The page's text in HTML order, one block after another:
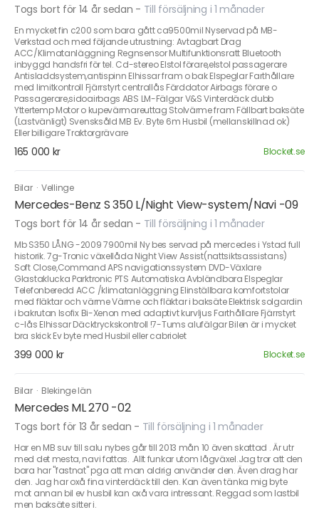
Togs bort för 14 år sedan - Till försäljning i 1 månader
En mycket fin c200 som bara gått ca9500mil Nyservad på MB-
Verkstad och med följande utrustning: Avtagbart Drag
ACC/Klimatanläggning Regnsensor Multifunktionsratt Bluetooth
inbyggd handsfri för tel. Cd-stereo Elstol förare,elstol passagerare
Antisladdsystem,antispinn Elhissar fram o bak Elspeglar Farthållare
med limitkontroll Fjärrstyrt centrallås Färddator Airbags förare o
Passagerare,sidoairbags ABS LM-Fälgar V&S Vinterdäck dubb
Yttertemp Motor o kupevärmareuttag Stolvärme fram Fällbart baksäte
(Lastvänligt) Svensksåld MB Ev. Byte 6m Husbil (mellanskillnad ok)
Eller billigare Traktorgrävare
165 000 kr Blocket.se
Bilar ·Vellinge
Mercedes-Benz S 350 L/Night View-system/Navi -09
Togs bort för 14 år sedan - Till försäljning i 1 månader
Mb S350 LÅNG -2009 7900mil Ny bes servad på mercedes i Ystad full
historik. 7g-Tronic växellåda Night View Assist(nattsiktsassistans)
Soft Close,Command APS navigationssystem DVD-Växlare
Glastaklucka Parktronic PTS Automatiska Avbländbara Elspeglar
Telefonberedd ACC /klimatanläggning Elinställbara komfortstolar
med fläktar och värme Värme och fläktar i baksäte Elektrisk solgardin
i bakrutan Isofix Bi-Xenon med adaptivt kurvljus Farthållare Fjärrstyrt
c-lås Elhissar Däcktryckskontroll !7-Tums alufälgar Bilen är i mycket
bra skick Ev byte med Husbil eller cabriolet
399 000 kr Blocket.se
Bilar · Blekinge län
Mercedes ML 270 -02
Togs bort för 13 år sedan - Till försäljning i 1 månader
Har en MB suv till salu nybes går till 2013 mån 10 även skattad . Är utr
med det mesta, navi fattas. .Allt funkar utom lågväxel.Jag tror att den
bara har "fastnat" pga att man aldrig använder den. Även drag har
den. Jag har oxå fina vinterdäck till den. Kan även tänka mig byte
mot annan bil ev husbil kan oxå vara intressant. Reggad som lastbil
men baksäte sitter i.